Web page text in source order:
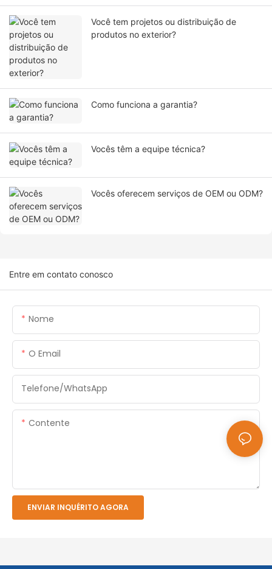
Você tem projetos ou distribuição de
produtos no exterior?
Como funciona a garantia?
Vocês têm a equipe técnica?
Vocês oferecem serviços de OEM ou ODM?
Entre em contato conosco
Nome
O Email
Telefone/WhatsApp
Contente
ENVIAR INQUÉRITO AGORA